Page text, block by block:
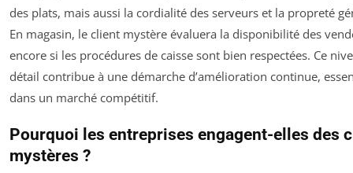
des plats, mais aussi la cordialité des serveurs et la propreté
En magasin, le client mystère évaluera la disponibilité des
encore si les procédures de caisse sont bien respectées. Ce
détail contribue à une démarche d’amélioration continue,
dans un marché compétitif.
Pourquoi les entreprises engagent-elles des
mystères ?